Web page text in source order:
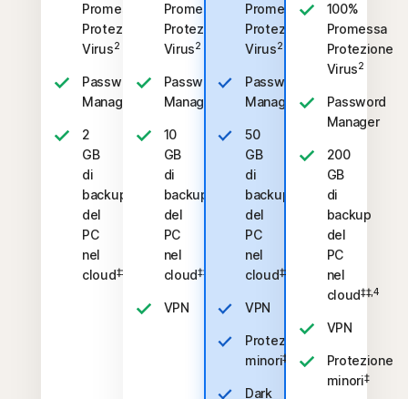
Promessa
Protezione
Virus2
Password
Manager
2
GB
di
backup
del
PC
nel
cloud‡‡,4
Promessa
Protezione
Virus2
Password
Manager
10
GB
di
backup
del
PC
nel
cloud‡‡,4
VPN
Promessa
Protezione
Virus2
Password
Manager
50
GB
di
backup
del
PC
nel
cloud‡‡,4
VPN
Protezione
minori‡
Dark
100%
Promessa
Protezione
Virus2
Password
Manager
200
GB
di
backup
del
PC
nel
cloud‡‡,4
VPN
Protezione
minori‡